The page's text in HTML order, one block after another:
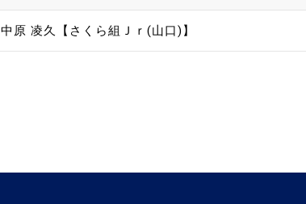
中原 凌久【さくら組Ｊｒ(山口)】